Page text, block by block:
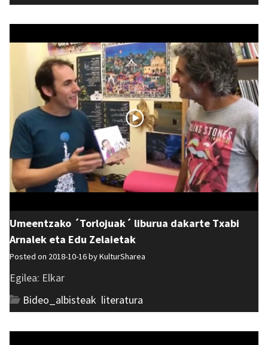
Umeentzako ´Torlojuak´ liburua dakarte Txabi
Arnalek eta Edu Zelaietak
Posted on 2018-10-16 byKulturSharea
Egilea: Elkar
Bideo_albisteak literatura